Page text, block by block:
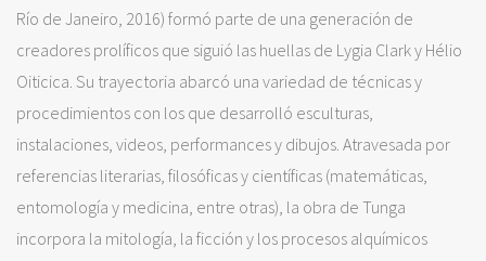
Río de Janeiro, 2016) formó parte de una generación de
creadores prolíficos que siguió las huellas de Lygia Clark y Hélio
Oiticica. Su trayectoria abarcó una variedad de técnicas y
procedimientos con los que desarrolló esculturas,
instalaciones, videos, performances y dibujos. Atravesada por
referencias literarias, filosóficas y científicas (matemáticas,
entomología y medicina, entre otras), la obra de Tunga
incorpora la mitología, la ficción y los procesos alquímicos